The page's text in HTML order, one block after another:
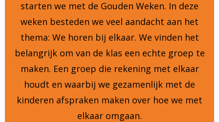
starten we met de Gouden Weken. In deze
weken besteden we veel aandacht aan het
thema: We horen bij elkaar. We vinden het
belangrijk om van de klas een echte groep te
maken. Een groep die rekening met elkaar
houdt en waarbij we gezamenlijk met de
kinderen afspraken maken over hoe we met
elkaar omgaan.